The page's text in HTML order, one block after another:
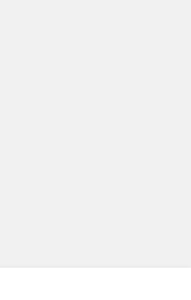
i favoriter